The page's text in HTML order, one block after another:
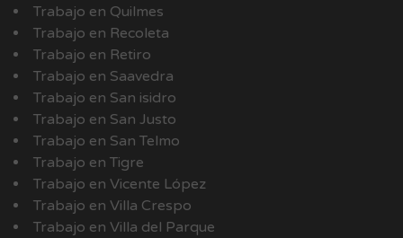
Trabajo en Quilmes
Trabajo en Recoleta
Trabajo en Retiro
Trabajo en Saavedra
Trabajo en San isidro
Trabajo en San Justo
Trabajo en San Telmo
Trabajo en Tigre
Trabajo en Vicente López
Trabajo en Villa Crespo
Trabajo en Villa del Parque